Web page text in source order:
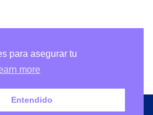
School Medellín | Calle 7 #
para asegurar tu
more
Entendido